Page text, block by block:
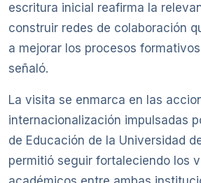
escritura inicial reafirma la
construir redes de colaboración
a mejorar los procesos
señaló.
La visita se enmarca en las
internacionalización impulsadas
de Educación de la Universidad
permitió seguir fortaleciendo los